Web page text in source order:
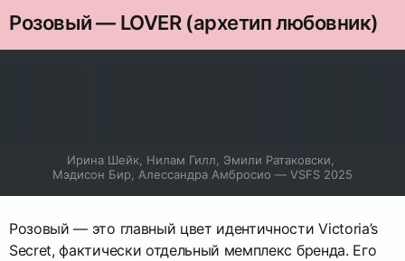
Розовый — LOVER (архетип любовник)
Ирина Шейк, Нилам Гилл, Эмили Ратаковски,
Мэдисон Бир, Алессандра Амбросио — VSFS 2025
Розовый — это главный цвет идентичности Victoria’s
Secret, фактически отдельный мемплекс бренда. Его